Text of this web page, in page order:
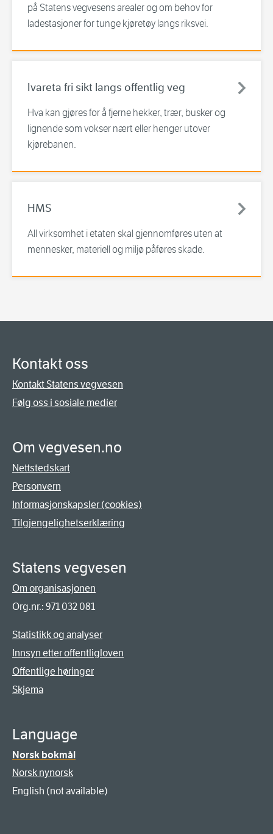
på Statens vegvesens arealer og om behov for
ladestasjoner for tunge kjøretøy langs riksvei.
Ivareta fri sikt langs offentlig veg
Hva kan gjøres for å fjerne hekker, trær, busker og
lignende som vokser nært eller henger utover
kjørebanen.
HMS
All virksomhet i etaten skal gjennomføres uten at
mennesker, materiell og miljø påføres skade.
Kontakt oss
Kontakt Statens vegvesen
Følg oss i sosiale medier
Om vegvesen.no
Nettstedskart
Personvern
Informasjonskapsler (cookies)
Tilgjengelighetserklæring
Statens vegvesen
Om organisasjonen
Org.nr.: 971 032 081
Statistikk og analyser
Innsyn etter offentligloven
Offentlige høringer
Skjema
Language
Norsk bokmål
Norsk nynorsk
English (not available)